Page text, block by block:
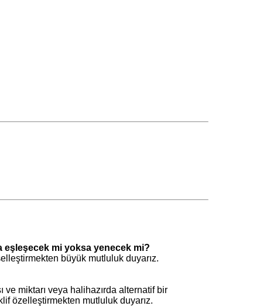
eşleşecek mi yoksa yenecek mi?
büyük mutluluk duyarız.
miktarı veya halihazırda alternatif bir
özelleştirmekten mutluluk duyarız.